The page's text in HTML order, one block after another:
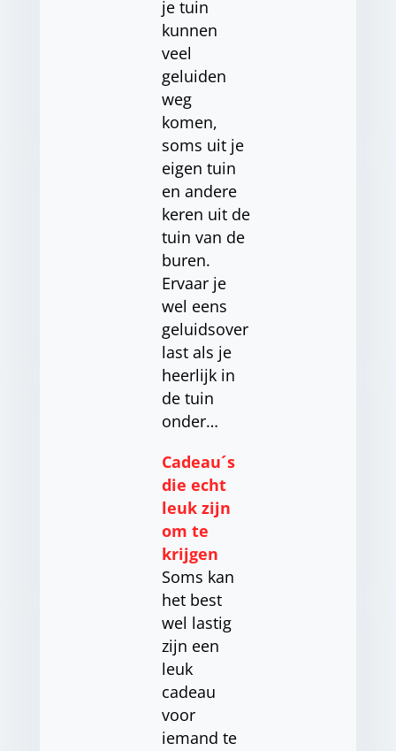
je tuin
kunnen
veel
geluiden
weg
komen,
soms uit je
eigen tuin
en andere
keren uit de
tuin van de
buren.
Ervaar je
wel eens
geluidsover
last als je
heerlijk in
de tuin
onder…
Cadeau´s
die echt
leuk zijn
om te
krijgen
Soms kan
het best
wel lastig
zijn een
leuk
cadeau
voor
iemand te